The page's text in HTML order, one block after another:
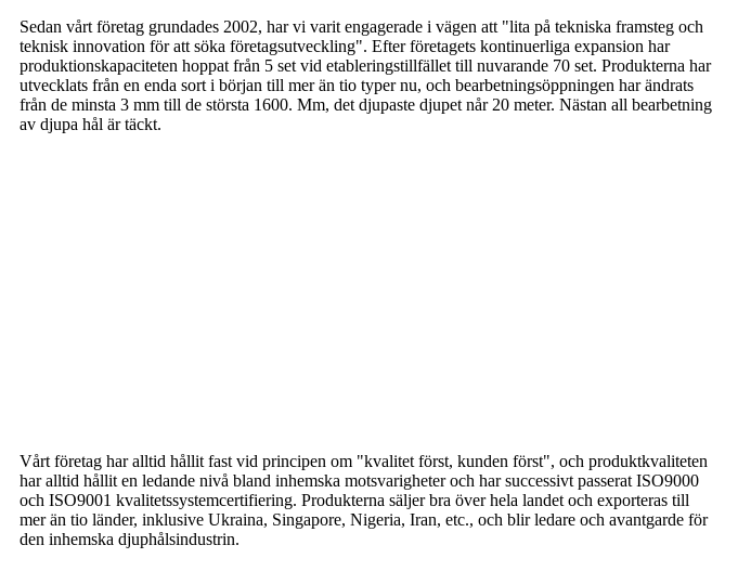
Sedan vårt företag grundades 2002, har vi varit engagerade i vägen att "lita på tekniska framsteg och
teknisk innovation för att söka företagsutveckling". Efter företagets kontinuerliga expansion har
produktionskapaciteten hoppat från 5 set vid etableringstillfället till nuvarande 70 set. Produkterna har
utvecklats från en enda sort i början till mer än tio typer nu, och bearbetningsöppningen har ändrats
från de minsta 3 mm till de största 1600. Mm, det djupaste djupet når 20 meter. Nästan all bearbetning
av djupa hål är täckt.
Vårt företag har alltid hållit fast vid principen om "kvalitet först, kunden först", och produktkvaliteten
har alltid hållit en ledande nivå bland inhemska motsvarigheter och har successivt passerat ISO9000
och ISO9001 kvalitetssystemcertifiering. Produkterna säljer bra över hela landet och exporteras till
mer än tio länder, inklusive Ukraina, Singapore, Nigeria, Iran, etc., och blir ledare och avantgarde för
den inhemska djuphålsindustrin.